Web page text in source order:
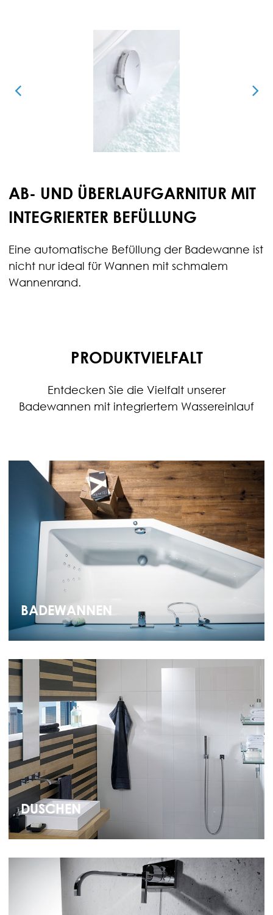
AB- UND ÜBERLAUFGARNITUR MIT
INTEGRIERTER BEFÜLLUNG
Eine automatische Befüllung der Badewanne ist
nicht nur ideal für Wannen mit schmalem
Wannenrand.
PRODUKTVIELFALT
Entdecken Sie die Vielfalt unserer
Badewannen mit integriertem Wassereinlauf
BADEWANNEN
DUSCHEN